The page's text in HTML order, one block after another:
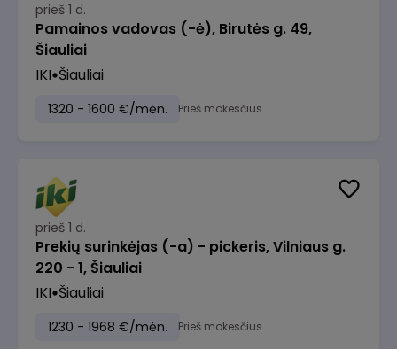
prieš 1 d.
Pamainos vadovas (-ė), Birutės g. 49,
Šiauliai
IKI Šiauliai
1320 - 1600 €/mėn. Prieš mokesčius
prieš 1 d.
Prekių surinkėjas (-a) - pickeris, Vilniaus g.
220 - 1, Šiauliai
IKI Šiauliai
1230 - 1968 €/mėn. Prieš mokesčius